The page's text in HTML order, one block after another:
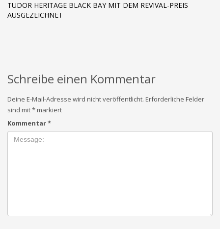
TUDOR HERITAGE BLACK BAY MIT DEM REVIVAL-PREIS
AUSGEZEICHNET
Schreibe einen Kommentar
Deine E-Mail-Adresse wird nicht veröffentlicht. Erforderliche Felder
sind mit*markiert
Kommentar*